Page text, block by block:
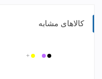
کالاهای مشابه
مشکیبنفشسفید
زرد+